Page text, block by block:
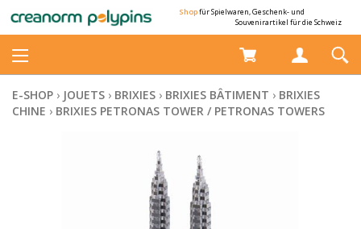
Shopfür Spielwaren, Geschenk- und
Souvenirartikel für die Schweiz
E-SHOP › JOUETS › BRIXIES › BRIXIES BÂTIMENT › BRIXIES
CHINE › BRIXIES PETRONAS TOWER / PETRONAS TOWERS